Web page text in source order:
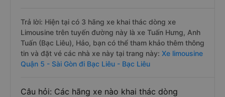
Trả lời: Hiện tại có 3 hãng xe khai thác dòng xe
Limousine trên tuyến đường này là xe Tuấn Hưng, Anh
Tuấn (Bạc Liêu), Hảo, bạn có thể tham khảo thêm thông
tin và đặt vé các nhà xe này tại trang này: Xe limousine
Quận 5 - Sài Gòn đi Bạc Liêu - Bạc Liêu
Câu hỏi: Các hãng xe nào khai thác dòng